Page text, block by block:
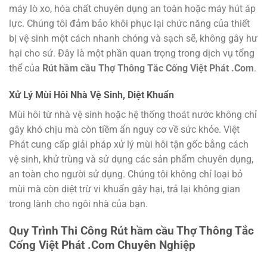
máy lò xo, hóa chất chuyên dụng an toàn hoặc máy hút áp
lực. Chúng tôi đảm bảo khôi phục lại chức năng của thiết
bị vệ sinh một cách nhanh chóng và sạch sẽ, không gây hư
hại cho sứ. Đây là một phần quan trọng trong dịch vụ tổng
thể của Rút hầm cầu Thợ Thông Tắc Cống Việt Phát .Com.
Xử Lý Mùi Hôi Nhà Vệ Sinh, Diệt Khuẩn
Mùi hôi từ nhà vệ sinh hoặc hệ thống thoát nước không chỉ
gây khó chịu mà còn tiềm ẩn nguy cơ về sức khỏe. Việt
Phát cung cấp giải pháp xử lý mùi hôi tận gốc bằng cách
vệ sinh, khử trùng và sử dụng các sản phẩm chuyên dụng,
an toàn cho người sử dụng. Chúng tôi không chỉ loại bỏ
mùi mà còn diệt trừ vi khuẩn gây hại, trả lại không gian
trong lành cho ngôi nhà của bạn.
Quy Trình Thi Công Rút hầm cầu Thợ Thông Tắc
Cống Việt Phát .Com Chuyên Nghiệp